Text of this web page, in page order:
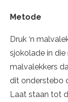
Metode
Druk ‘n
sjokolade in
malvalekkers
dit onderstebo
Laat staan tot